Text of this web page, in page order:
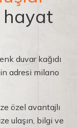
hayat
duvar kağıdı
adresi milano
özel avantajlı
ulaşın, bilgi ve